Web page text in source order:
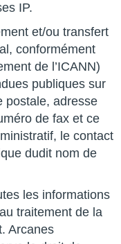
IP.
et/ou transfert
conformément
de l’ICANN)
publiques sur
postale, adresse
de fax et ce
le contact
dudit nom de
les informations
traitement de la
Arcanes